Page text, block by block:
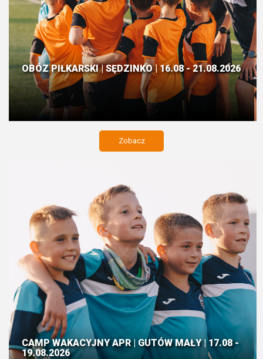
OBÓZ PIŁKARSKI | SĘDZINKO | 16.08 - 21.08.2026
Zobacz
CAMP WAKACYJNY APR | GUTÓW MAŁY | 17.08 -
19.08.2026